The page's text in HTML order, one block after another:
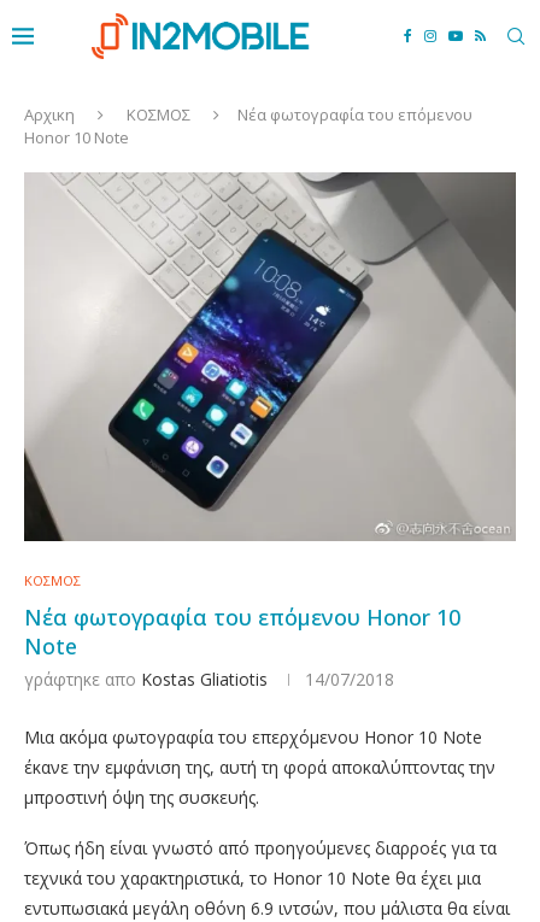
Αρχικη ΚΟΣΜΟΣ
Νέα φωτογραφία του επόμενου
Honor 10 Note
ΚΟΣΜΟΣ
Νέα φωτογραφία του επόμενου Honor 10
Note
γράφτηκε απο Kostas Gliatiotis 14/07/2018
Μια ακόμα φωτογραφία του επερχόμενου Honor 10 Note
έκανε την εμφάνιση της, αυτή τη φορά αποκαλύπτοντας την
μπροστινή όψη της συσκευής.
Όπως ήδη είναι γνωστό από προηγούμενες διαρροές για τα
τεχνικά του χαρακτηριστικά, το Honor 10 Note θα έχει μια
εντυπωσιακά μεγάλη οθόνη 6.9 ιντσών, που μάλιστα θα είναι